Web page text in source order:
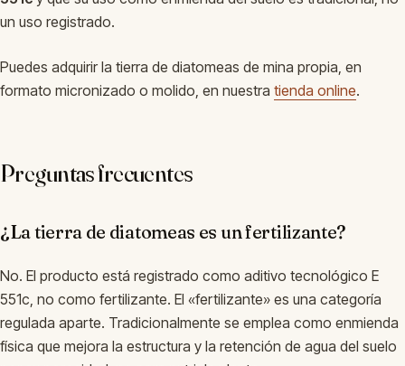
un uso registrado.
Puedes adquirir la tierra de diatomeas de mina propia, en
formato micronizado o molido, en nuestra tienda online.
Preguntas frecuentes
¿La tierra de diatomeas es un fertilizante?
No. El producto está registrado como aditivo tecnológico E
551c, no como fertilizante. El «fertilizante» es una categoría
regulada aparte. Tradicionalmente se emplea como enmienda
física que mejora la estructura y la retención de agua del suelo